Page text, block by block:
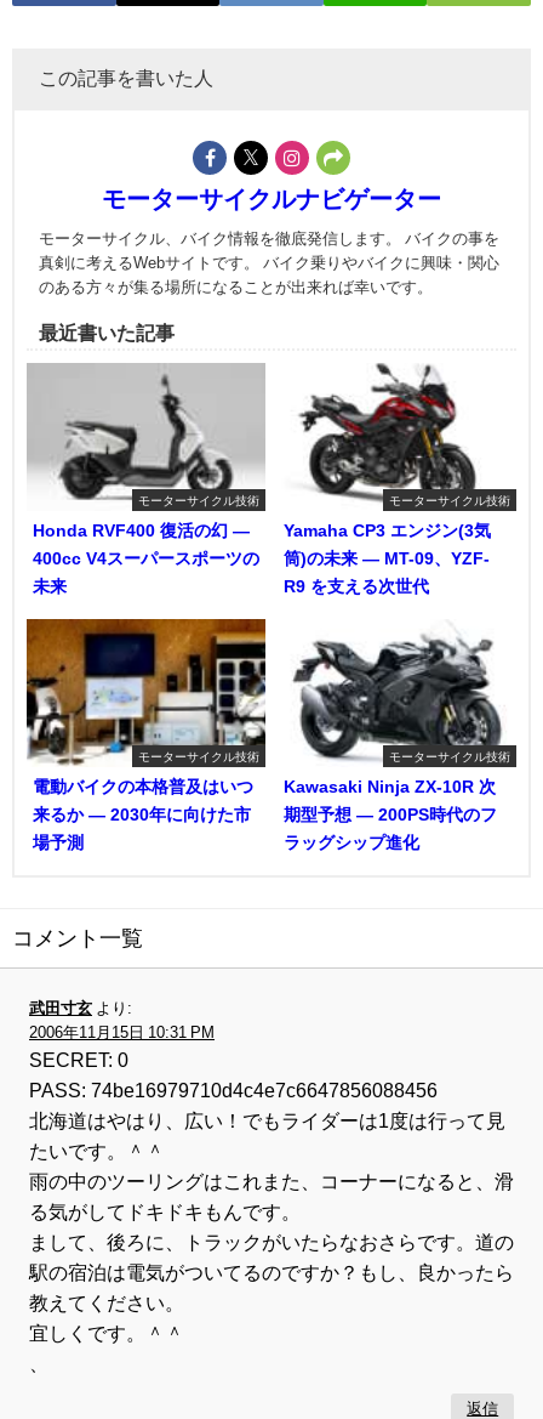
この記事を書いた人
モーターサイクルナビゲーター
モーターサイクル、バイク情報を徹底発信します。 バイクの事を
真剣に考えるWebサイトです。 バイク乗りやバイクに興味・関心
のある方々が集る場所になることが出来れば幸いです。
最近書いた記事
モーターサイクル技術
Honda RVF400 復活の幻 ―
400cc V4スーパースポーツの
未来
モーターサイクル技術
Yamaha CP3 エンジン(3気
筒)の未来 ― MT-09、YZF-
R9 を支える次世代
モーターサイクル技術
電動バイクの本格普及はいつ
来るか ― 2030年に向けた市
場予測
モーターサイクル技術
Kawasaki Ninja ZX-10R 次
期型予想 ― 200PS時代のフ
ラッグシップ進化
コメント一覧
武田寸玄 より:
2006年11月15日 10:31 PM
SECRET: 0
PASS: 74be16979710d4c4e7c6647856088456
北海道はやはり、広い！でもライダーは1度は行って見
たいです。＾＾
雨の中のツーリングはこれまた、コーナーになると、滑
る気がしてドキドキもんです。
まして、後ろに、トラックがいたらなおさらです。道の
駅の宿泊は電気がついてるのですか？もし、良かったら
教えてください。
宜しくです。＾＾
返信